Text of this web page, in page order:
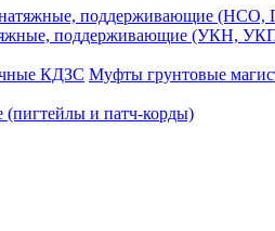
поддерживающие
поддерживающие (УКН,
КДЗС Муфты грунтовые
и патч-корды)